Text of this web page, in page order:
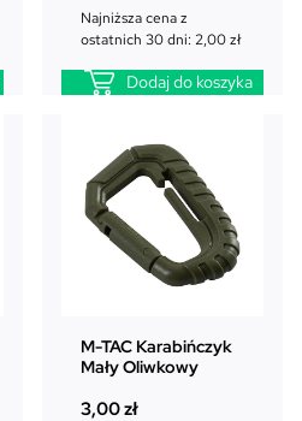
Najniższa cena z
ostatnich 30 dni: 2,00zł
Dodaj do koszyka
M-TAC Karabińczyk
Mały Oliwkowy
3,00zł